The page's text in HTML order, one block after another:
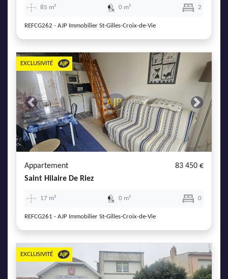
85 m² 0 m² 2
REFCG262 - AJP Immobilier St-Gilles-Croix-de-Vie
Previous Next
EXCLUSIVITÉ
Appartement
83 450 €
Saint Hilaire De Riez
17 m² 0 m² 0
REFCG261 - AJP Immobilier St-Gilles-Croix-de-Vie
EXCLUSIVITÉ